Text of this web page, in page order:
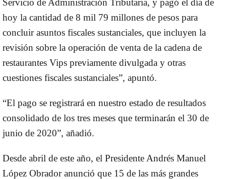
hoy la cantidad de 8 mil 79 millones de pesos para
concluir asuntos fiscales sustanciales, que incluyen la
revisión sobre la operación de venta de la cadena de
restaurantes Vips previamente divulgada y otras
cuestiones fiscales sustanciales”, apuntó.
“El pago se registrará en nuestro estado de resultados
consolidado de los tres meses que terminarán el 30 de
junio de 2020”, añadió.
Desde abril de este año, el Presidente Andrés Manuel
López Obrador anunció que 15 de las más grandes